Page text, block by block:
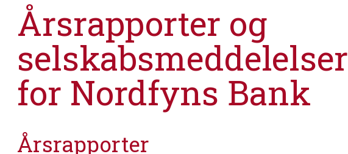
Årsrapporter og
selskabsmeddelelser
for Nordfyns Bank
Årsrapporter